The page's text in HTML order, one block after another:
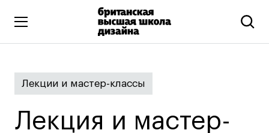
Искусство и дизайн
Бизнес и маркетинг
Лекции и мастер-классы
Лекция и мастер-